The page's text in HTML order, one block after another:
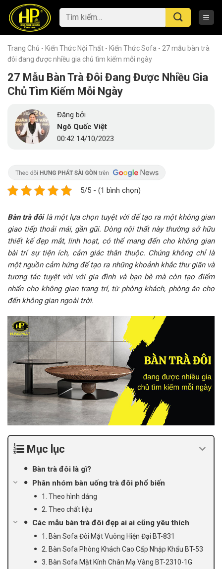
content
Tìm
kiếm:
Trang Chủ - Kiến Thức Nội Thất - Kiến Thức Sofa - 27 mẫu bàn trà
đôi đang được nhiều gia chủ tìm kiếm mỗi ngày
27 Mẫu Bàn Trà Đôi Đang Được Nhiều Gia
Chủ Tìm Kiếm Mỗi Ngày
Đăng bởi
Ngô Quốc Việt
00:42 14/10/2023
5/5 - (1 bình chọn)
Bàn trà đôilà một lựa chọn tuyệt vời để tạo ra một không gian
giao tiếp thoải mái, gần gũi. Dòng nội thất này thường sở hữu
thiết kế đẹp mắt, linh hoạt, có thể mang đến cho không gian
bài trí sự tiện ích, cảm giác thân thuộc. Chúng không chỉ là
một nguồn cảm hứng để tạo ra những khoảnh khắc thư giãn và
tương tác tuyệt vời với gia đình và bạn bè mà còn tạo điểm
nhấn cho không gian trang trí, từ phòng khách, phòng ăn cho
đến không gian ngoài trời.
Mục lục
Bàn trà đôi là gì?
Phân nhóm bàn uống trà đôi phổ biến
1. Theo hình dáng
2. Theo chất liệu
Các mẫu bàn trà đôi đẹp ai ai cũng yêu thích
1. Bàn Sofa Đôi Mặt Vuông Hiện Đại BT-831
2. Bàn Sofa Phòng Khách Cao Cấp Nhập Khẩu BT-53
3. Bàn Sofa Mặt Kính Chân Mạ Vàng BT-2310-1G